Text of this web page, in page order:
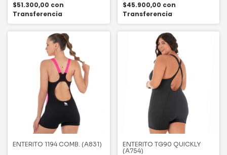
$51.300,00 con
Transferencia
$45.900,00 con
Transferencia
ENTERITO 1194 COMB. (A831)
ENTERITO TG90 QUICKLY
(A754)